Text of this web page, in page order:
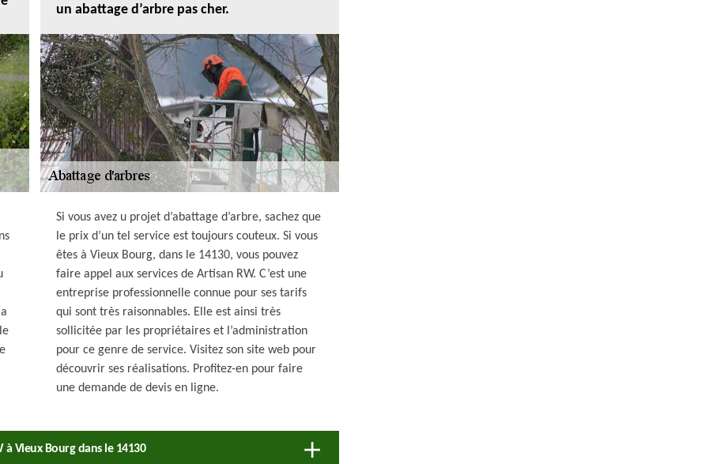
un abattage d’arbre pas cher.
Si vous avez u projet d’abattage d’arbre, sachez que
le prix d’un tel service est toujours couteux. Si vous
êtes à Vieux Bourg, dans le 14130, vous pouvez
faire appel aux services de Artisan RW. C’est une
entreprise professionnelle connue pour ses tarifs
qui sont très raisonnables. Elle est ainsi très
sollicitée par les propriétaires et l’administration
pour ce genre de service. Visitez son site web pour
découvrir ses réalisations. Profitez-en pour faire
une demande de devis en ligne.
Vieux Bourg dans le 14130